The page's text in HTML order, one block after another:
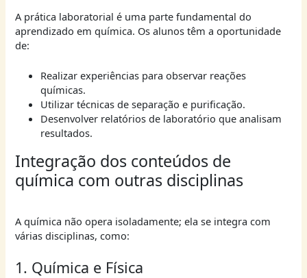
A prática laboratorial é uma parte fundamental do
aprendizado em química. Os alunos têm a oportunidade
de:
Realizar experiências para observar reações
químicas.
Utilizar técnicas de separação e purificação.
Desenvolver relatórios de laboratório que analisam
resultados.
Integração dos conteúdos de
química com outras disciplinas
A química não opera isoladamente; ela se integra com
várias disciplinas, como:
1. Química e Física